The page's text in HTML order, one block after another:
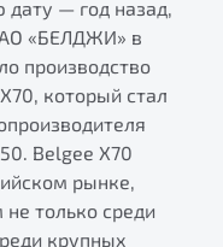
покупке
— год назад,
«БЕЛДЖИ» в
производство
который стал
Belgee X70
рынке,
только среди
крупных